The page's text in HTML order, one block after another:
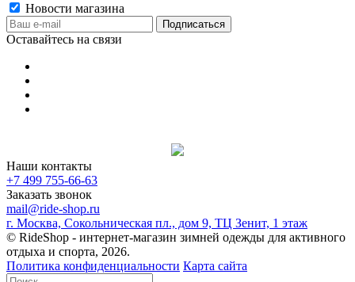
Новости магазина
Оставайтесь на связи
Наши контакты
+7 499 755-66-63
Заказать звонок
mail@ride-shop.ru
г. Москва, Сокольническая пл., дом 9, ТЦ Зенит, 1 этаж
© RideShop - интернет-магазин зимней одежды для активного
отдыха и спорта, 2026.
Политика конфиденциальности Карта сайта